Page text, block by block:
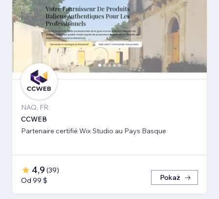
NAQ, FR
CCWEB
Partenaire certifié Wix Studio au Pays Basque
4,9 (39)
Od 99 $
Pokaż